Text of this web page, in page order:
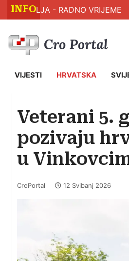
INFO - RADNO VRIJEME
VIJESTI HRVATSKA
Veterani 5.
pozivaju
u
CroPortal 12 Svibanj 2026